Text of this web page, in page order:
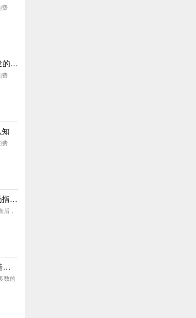
费
花溪十里河滩&花溪公园&平桥&未开发的生态园
费
费
想去乐湾国际泡温泉？快看看这份泡汤指南！
后，
花溪夜郎谷：一位艺术家隐居20年打造的艺术城堡
数的